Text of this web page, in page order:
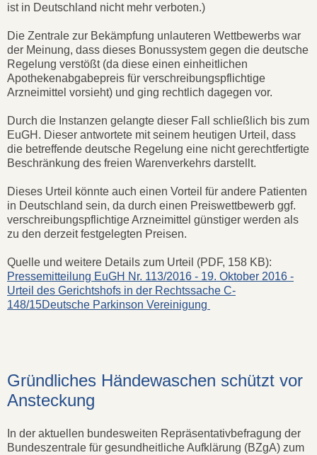
ist in Deutschland nicht mehr verboten.)
Die Zentrale zur Bekämpfung unlauteren Wettbewerbs war
der Meinung, dass dieses Bonussystem gegen die deutsche
Regelung verstößt (da diese einen einheitlichen
Apothekenabgabepreis für verschreibungspflichtige
Arzneimittel vorsieht) und ging rechtlich dagegen vor.
Durch die Instanzen gelangte dieser Fall schließlich bis zum
EuGH. Dieser antwortete mit seinem heutigen Urteil, dass
die betreffende deutsche Regelung eine nicht gerechtfertigte
Beschränkung des freien Warenverkehrs darstellt.
Dieses Urteil könnte auch einen Vorteil für andere Patienten
in Deutschland sein, da durch einen Preiswettbewerb ggf.
verschreibungspflichtige Arzneimittel günstiger werden als
zu den derzeit festgelegten Preisen.
Quelle und weitere Details zum Urteil (PDF, 158 KB):
Pressemitteilung EuGH Nr. 113/2016 - 19. Oktober 2016 -
Urteil des Gerichtshofs in der Rechtssache C-
148/15Deutsche Parkinson Vereinigung
Gründliches Händewaschen schützt vor
Ansteckung
In der aktuellen bundesweiten Repräsentativbefragung der
Bundeszentrale für gesundheitliche Aufklärung (BZgA) zum